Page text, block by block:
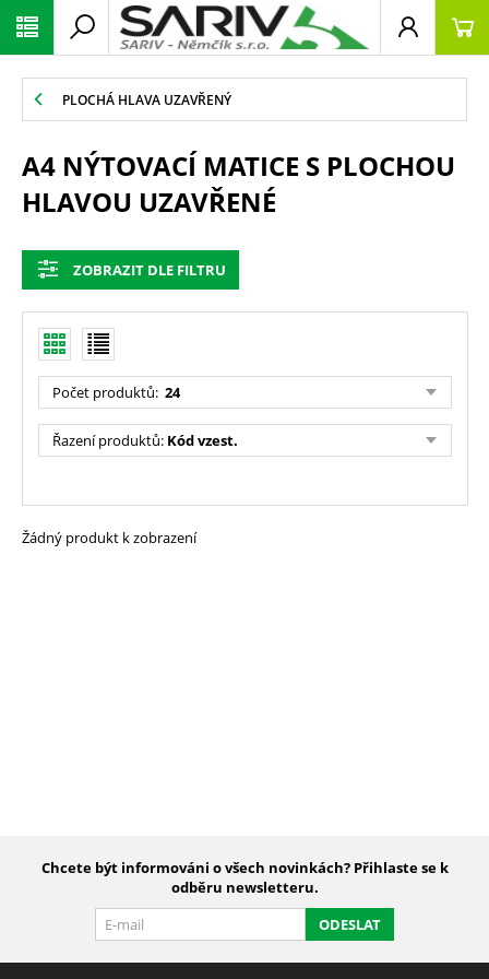
PLOCHÁ HLAVA UZAVŘENÝ
A4 NÝTOVACÍ MATICE S PLOCHOU
HLAVOU UZAVŘENÉ
ZOBRAZIT DLE FILTRU
Počet produktů: 24
Řazení produktů: Kód vzest.
Žádný produkt k zobrazení
Chcete být informováni o všech novinkách? Přihlaste se k
odběru newsletteru.
ODESLAT